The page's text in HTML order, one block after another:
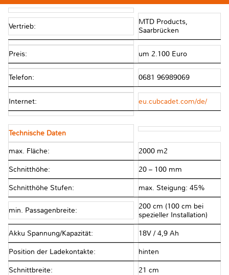
Vertrieb:
MTD Products,
Saarbrücken
Preis: um 2.100 Euro
Telefon: 0681 96989069
Internet: eu.cubcadet.com/de/
Technische Daten
max. Fläche: 2000 m2
Schnitthöhe: 20 – 100 mm
Schnitthöhe Stufen: max. Steigung: 45%
min. Passagenbreite:
200 cm (100 cm bei
spezieller Installation)
Akku Spannung/Kapazität: 18V / 4,9 Ah
Position der Ladekontakte: hinten
Schnittbreite: 21 cm